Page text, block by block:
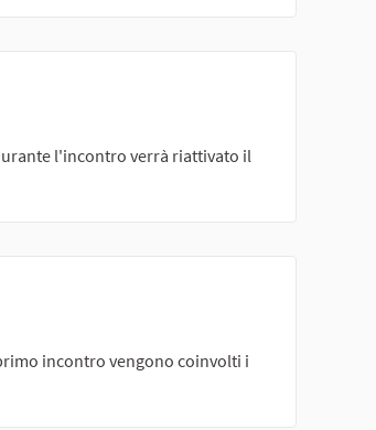
l'incontro verrà riattivato il
incontro vengono coinvolti i